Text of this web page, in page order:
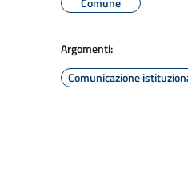
Argomenti:
Comunicazione